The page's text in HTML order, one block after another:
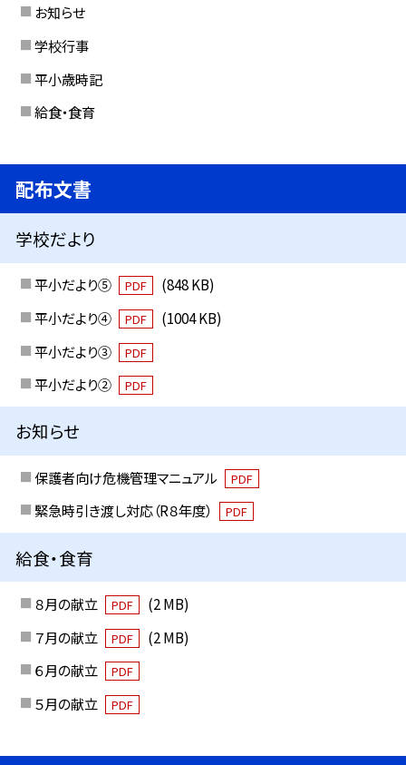
お知らせ
学校行事
平小歳時記
給食・食育
配布文書
学校だより
平小だより⑤ PDF
(848 KB)
平小だより④
PDF
(1004 KB)
平小だより③
PDF
平小だより② PDF
お知らせ
保護者向け危機管理マニュアル PDF
緊急時引き渡し対応（R８年度） PDF
給食・食育
８月の献立 PDF
(2 MB)
７月の献立
PDF
(2 MB)
６月の献立
PDF
５月の献立 PDF